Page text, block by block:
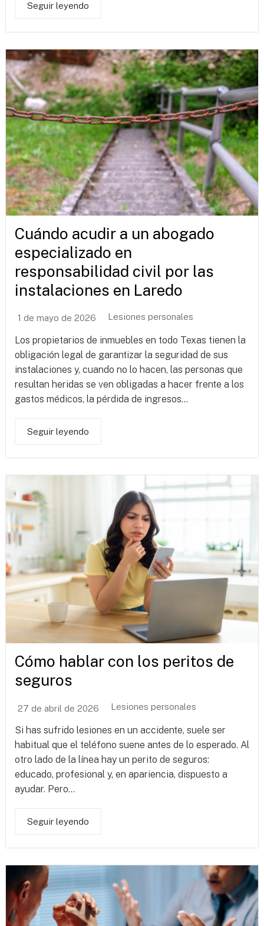
Seguir leyendo
Cuándo acudir a un abogado
especializado en
responsabilidad civil por las
instalaciones en Laredo
1 de mayo de 2026 Lesiones personales
Los propietarios de inmuebles en todo Texas tienen la
obligación legal de garantizar la seguridad de sus
instalaciones y, cuando no lo hacen, las personas que
resultan heridas se ven obligadas a hacer frente a los
gastos médicos, la pérdida de ingresos...
Seguir leyendo
Cómo hablar con los peritos de
seguros
27 de abril de 2026 Lesiones personales
Si has sufrido lesiones en un accidente, suele ser
habitual que el teléfono suene antes de lo esperado. Al
otro lado de la línea hay un perito de seguros:
educado, profesional y, en apariencia, dispuesto a
ayudar. Pero...
Seguir leyendo